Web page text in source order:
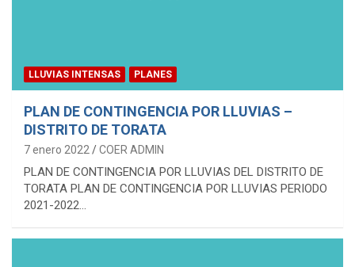
LLUVIAS INTENSAS PLANES
PLAN DE CONTINGENCIA POR LLUVIAS –
DISTRITO DE TORATA
7 enero 2022 COER ADMIN
PLAN DE CONTINGENCIA POR LLUVIAS DEL DISTRITO DE
TORATA PLAN DE CONTINGENCIA POR LLUVIAS PERIODO
2021-2022…